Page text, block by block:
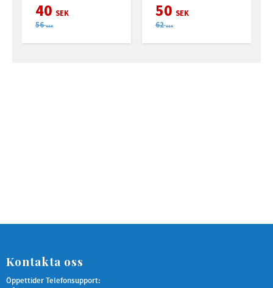
40 SEK
56 SEK
50 SEK
62 SEK
Kontakta oss
Öppettider Telefonsupport: